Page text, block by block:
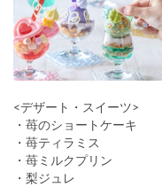
<デザート・スイーツ>
・苺のショートケーキ
・苺ティラミス
・苺ミルクプリン
・梨ジュレ